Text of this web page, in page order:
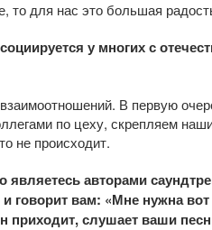
то для нас это большая
у многих с
В первую
по цеху, скрепляем
не происходит.
авторами
говорит вам: «Мне нужна
приходит, слушает ваши